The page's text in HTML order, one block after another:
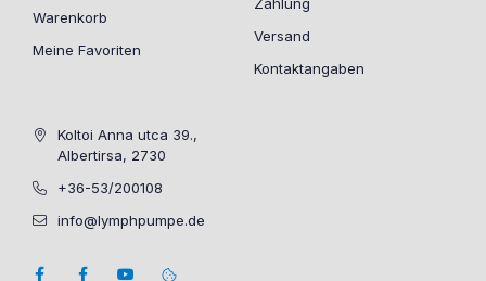
Warenkorb
Meine Favoriten
Versand
Kontaktangaben
Koltoi Anna utca 39.,
Albertirsa, 2730
+36-53/200108
info@lymphpumpe.de